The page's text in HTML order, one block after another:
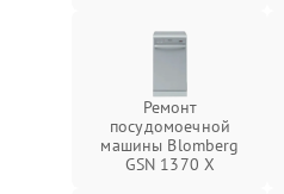
Ремонт
посудомоечной
машины Blomberg
GSN 1370 X